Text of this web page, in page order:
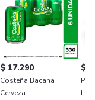
$ 17.290
Costeña Bacana
Cerveza
$
Lata